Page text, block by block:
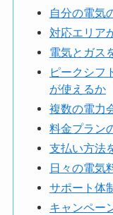
自分の電気
対応エリア
電気とガス
ピークシフ
が使えるか
複数の電力
料金プラン
支払い方法
日々の電気
サポート体
キャンペー